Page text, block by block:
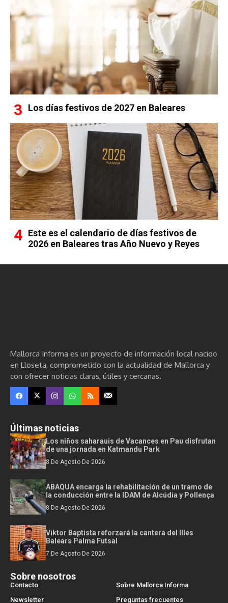
Los días festivos de 2027 en Baleares
Este es el calendario de días festivos de
2026 en Baleares tras Año Nuevo y Reyes
Mallorca Informa es un proyecto de información local nacido
en Lloseta, comprometido con la actualidad de Mallorca y
con ofrecer noticias claras, útiles y cercanas.
Últimas noticias
Los niños saharauis de Vacances en Pau disfrutan
de una jornada en Katmandu Park
8 De Agosto De 2026
ABAQUA encarga la rehabilitación de un tramo de
la conducción entre la IDAM de Alcúdia y Pollença
8 De Agosto De 2026
Viktor Baptista reforzará la cantera del Illes
Balears Palma Futsal
7 De Agosto De 2026
Sobre nosotros
Contacto
Sobre Mallorca Informa
Newsletter
Preguntas frecuentes